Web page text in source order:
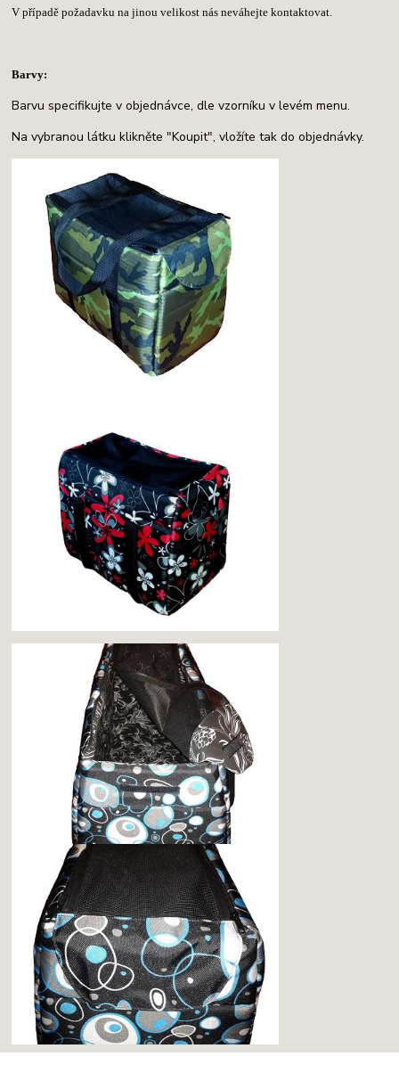
V případě požadavku na jinou velikost nás neváhejte kontaktovat.
Barvy:
Barvu specifikujte v objednávce, dle vzorníku v levém menu.
Na vybranou látku klikněte "Koupit", vložíte tak do objednávky.